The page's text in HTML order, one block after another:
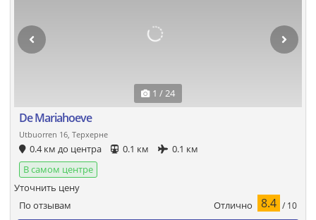
1 / 24
De Mariahoeve
Utbuorren 16, Терхерне
0.4 км до центра 0.1 км
0.1 км
В самом центре
По отзывам Отлично 8.4 / 10
Уточнить цену